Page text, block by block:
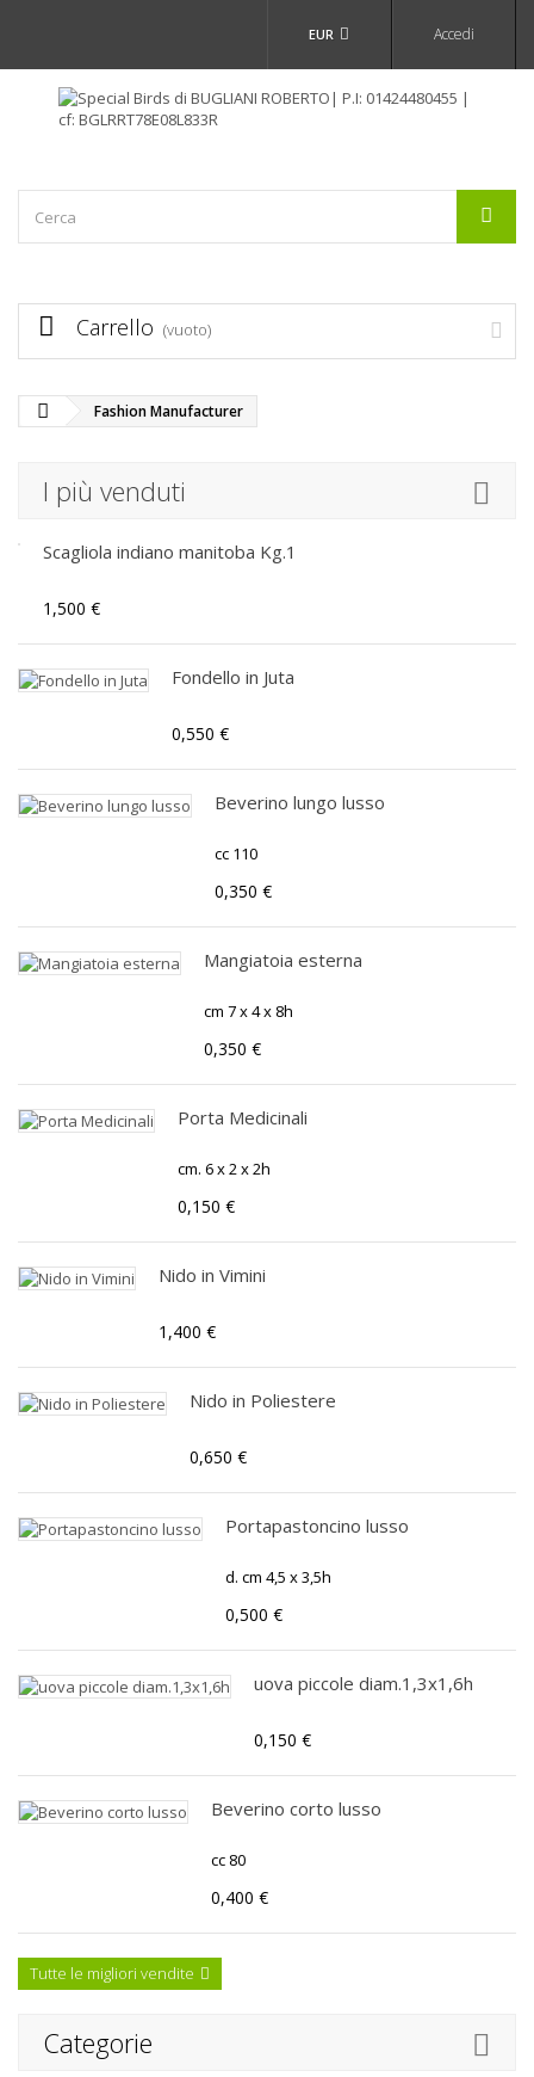
Accedi
EUR
Carrello (vuoto)
Fashion Manufacturer
I più venduti
Scagliola indiano manitoba Kg.1
1,500 €
Fondello in Juta
0,550 €
Beverino lungo lusso
cc 110
0,350 €
Mangiatoia esterna
cm 7 x 4 x 8h
0,350 €
Porta Medicinali
cm. 6 x 2 x 2h
0,150 €
Nido in Vimini
1,400 €
Nido in Poliestere
0,650 €
Portapastoncino lusso
d. cm 4,5 x 3,5h
0,500 €
uova piccole diam.1,3x1,6h
0,150 €
Beverino corto lusso
cc 80
0,400 €
Tutte le migliori vendite
Categorie